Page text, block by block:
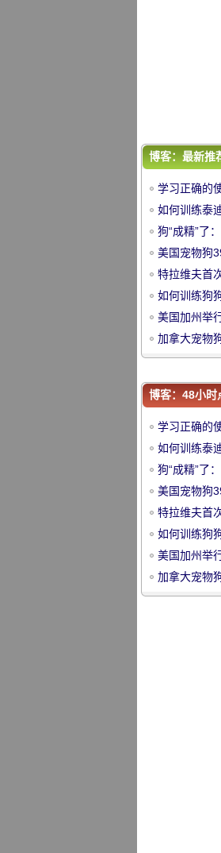
华
如何训练泰
如何训练狗
美国加州举
加拿大宠物
博客：最新推
学习正确的
如何训练泰
狗“成精”了
精
美国宠物狗
录
特拉维夫首
如何训练狗
美国加州举
加拿大宠物
博客：48小时
学习正确的
如何训练泰
狗“成精”了
精
美国宠物狗
录
特拉维夫首
如何训练狗
美国加州举
加拿大宠物